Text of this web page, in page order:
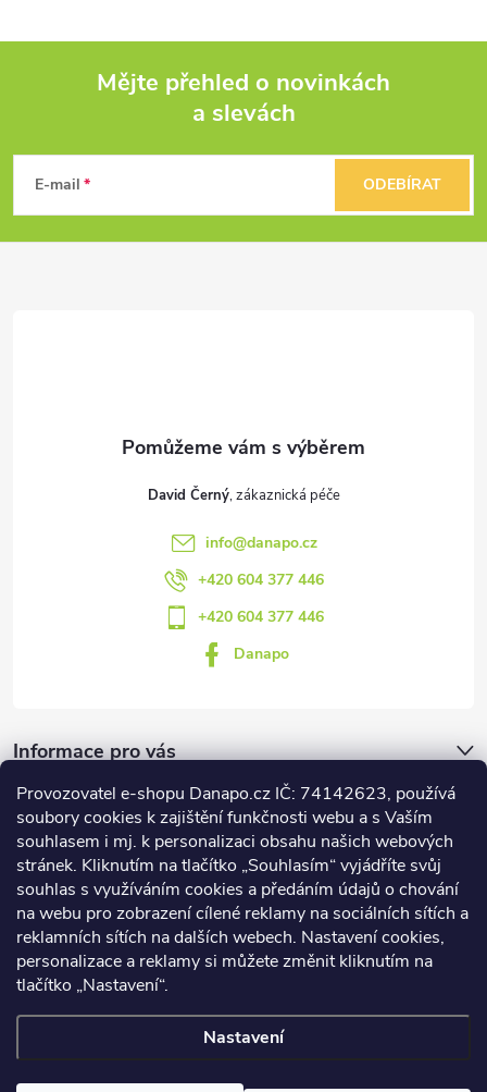
Provozovatel e-shopu Danapo.cz IČ: 74142623, používá
soubory cookies k zajištění funkčnosti webu a s Vaším
souhlasem i mj. k personalizaci obsahu našich webových
stránek. Kliknutím na tlačítko „Souhlasím“ vyjádříte svůj
souhlas s využíváním cookies a předáním údajů o chování
na webu pro zobrazení cílené reklamy na sociálních sítích a
reklamních sítích na dalších webech. Nastavení cookies,
personalizace a reklamy si můžete změnit kliknutím na
tlačítko „Nastavení“.
Nastavení
p
Mějte přehled o novinkách
a slevách
E-mail ODEBÍRAT
David Černý
info@danapo.cz
+420 604 377 446
+420 604 377 446
Danapo
Informace pro vás
Dotazník
Co upřednosťnujete?
Počet hlasů:437
Facebook